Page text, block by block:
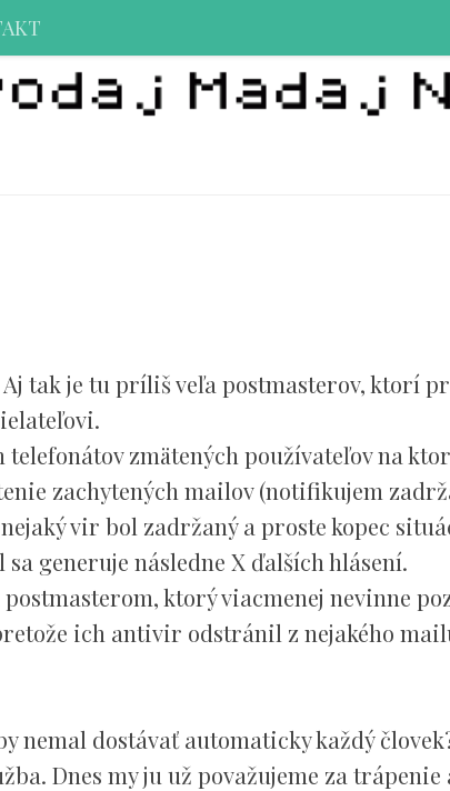
tak je tu príliš veľa postmasterov, ktorí
zmätených používateľov na
zachytených mailov (notifikujem
vir bol zadržaný a proste kopec
generuje následne X ďalších hlásení.
ktorý viacmenej nevinne
ich antivir odstránil z nejakého
nemal dostávať automaticky každý
Dnes my ju už považujeme za